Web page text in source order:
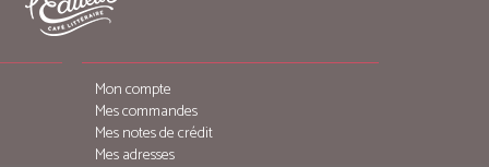
Mon compte
Mes commandes
Mes notes de crédit
Mes adresses